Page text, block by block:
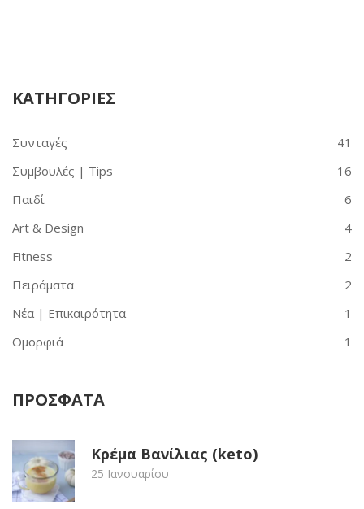
ΚΑΤΗΓΟΡΙΕΣ
Συνταγές
41
Συμβουλές | Tips
16
Παιδί
6
Art & Design
4
Fitness
2
Πειράματα
2
Νέα | Επικαιρότητα
1
Ομορφιά
1
ΠΡΟΣΦΑΤΑ
Κρέμα Βανίλιας (keto)
25 Ιανουαρίου